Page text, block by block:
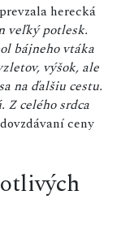
herecká
veľký potlesk.
bájneho vtáka
výšok, ale
na ďalšiu cestu.
Z celého srdca
ceny